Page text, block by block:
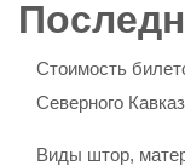
Стоимость
Северного
Виды штор,